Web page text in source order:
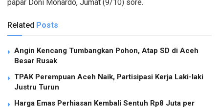
papar Doni Monardo, Jumat (9/10) sore.
Related Posts
Angin Kencang Tumbangkan Pohon, Atap SD di Aceh
Besar Rusak
TPAK Perempuan Aceh Naik, Partisipasi Kerja Laki-laki
Justru Turun
Harga Emas Perhiasan Kembali Sentuh Rp8 Juta per